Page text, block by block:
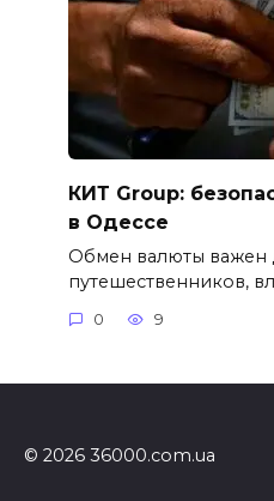
КИТ Group:
в Одессе
Обмен валюты важен
путешественников,
0 9
© 2026 36000.com.ua